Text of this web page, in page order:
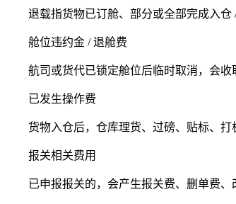
退载指货物已订舱、部分或全部完成入仓 /
舱位违约金 / 退舱费
航司或货代已锁定舱位后临时取消，会收
已发生操作费
货物入仓后，仓库理货、过磅、贴标、打
报关相关费用
已申报报关的，会产生报关费、删单费、